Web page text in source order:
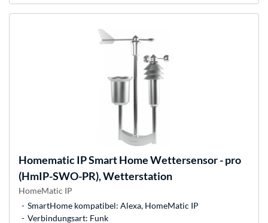
Homematic IPSmart Home Wettersensor - pro
(HmIP-SWO-PR), Wetterstation
HomeMatic IP
SmartHome kompatibel: Alexa, HomeMatic IP
Verbindungsart: Funk